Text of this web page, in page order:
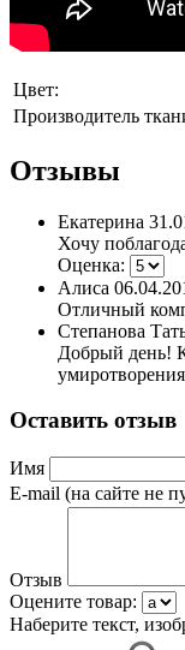
Цвет:
Производитель
Отзывы
Екатерина
Хочу
Оценка:
Алиса
Отличный
Степанова
Добрый день!
Оставить отзыв
Имя
E-mail (на сайте не
Отзыв
Оцените товар:
Наберите текст,